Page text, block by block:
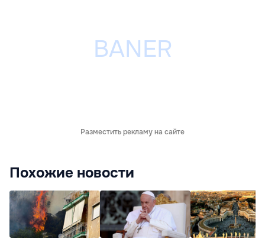
Разместить рекламу на сайте
Похожие новости